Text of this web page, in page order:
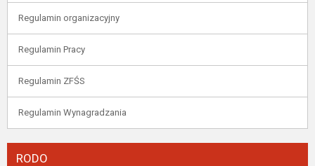
Regulamin organizacyjny
Regulamin Pracy
Regulamin ZFŚS
Regulamin Wynagradzania
RODO